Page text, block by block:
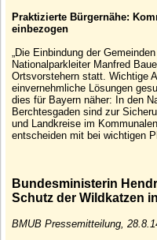
Praktizierte Bürgernähe:
einbezogen
„Die Einbindung der
Nationalparkleiter Manfred
Ortsvorstehern statt. Wichtige
einvernehmliche Lösungen
dies für Bayern näher: In den
Berchtesgaden sind zur
und Landkreise im
entscheiden mit bei wichtigen
Bundesministerin
Schutz der Wildkatzen
BMUB Pressemitteilung,